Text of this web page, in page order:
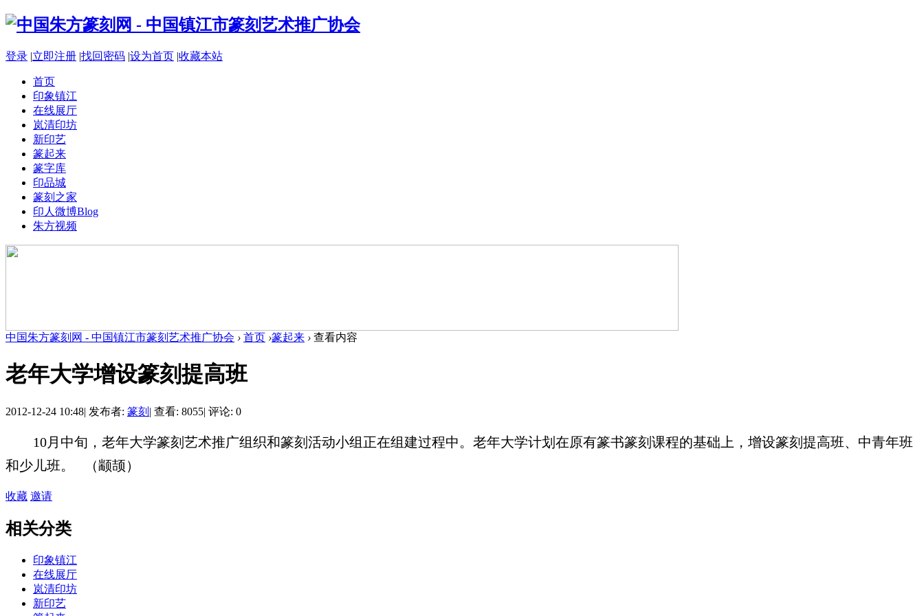
登录 |立即注册 |找回密码 |设为首页 |收藏本站
首页
印象镇江
在线展厅
岚清印坊
新印艺
篆起来
篆字库
印品城
篆刻之家
印人微博Blog
朱方视频
中国朱方篆刻网 - 中国镇江市篆刻艺术推广协会 › 首页 ›篆起来 › 查看内容
老年大学增设篆刻提高班
2012-12-24 10:48| 发布者: 篆刻 | 查看: 8055| 评论: 0
10月中旬， 老年大学篆刻艺术推广组织和篆刻活动小组正在组建过程中。老年大学计划在原有篆书篆刻课程的基础上，增设篆刻提高班、中青年班
和少儿班。
（颛颉）
收藏 邀请
相关分类
印象镇江
在线展厅
岚清印坊
新印艺